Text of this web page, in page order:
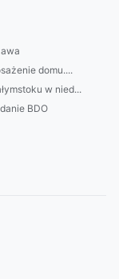
domu....
w nied...
BDO